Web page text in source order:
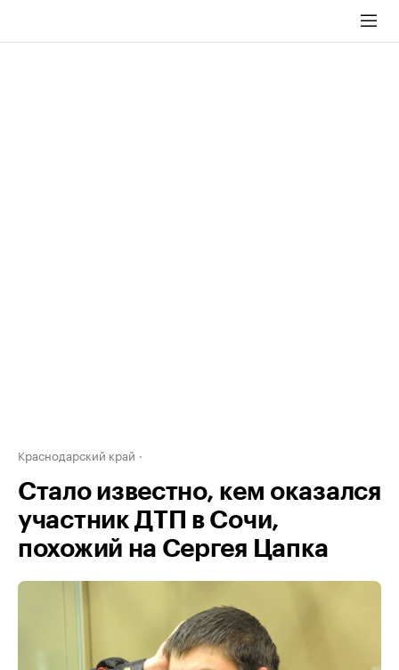
Краснодарский край
Стало известно, кем оказался
участник ДТП в Сочи,
похожий на Сергея Цапка